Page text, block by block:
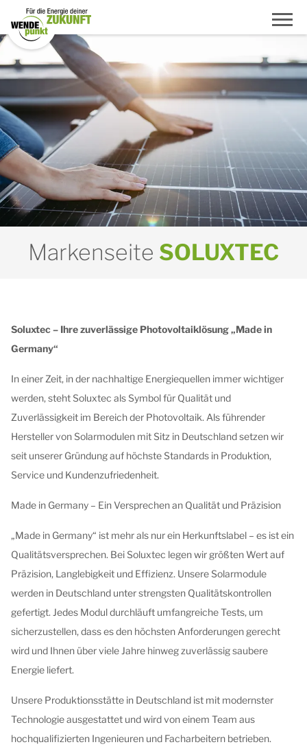
Markenseite SOLUXTEC
Soluxtec – Ihre zuverlässige Photovoltaiklösung „Made in
Germany“
In einer Zeit, in der nachhaltige Energiequellen immer wichtiger
werden, steht Soluxtec als Symbol für Qualität und
Zuverlässigkeit im Bereich der Photovoltaik. Als führender
Hersteller von Solarmodulen mit Sitz in Deutschland setzen wir
seit unserer Gründung auf höchste Standards in Produktion,
Service und Kundenzufriedenheit.
Made in Germany – Ein Versprechen an Qualität und Präzision
„Made in Germany“ ist mehr als nur ein Herkunftslabel – es ist ein
Qualitätsversprechen. Bei Soluxtec legen wir größten Wert auf
Präzision, Langlebigkeit und Effizienz. Unsere Solarmodule
werden in Deutschland unter strengsten Qualitätskontrollen
gefertigt. Jedes Modul durchläuft umfangreiche Tests, um
sicherzustellen, dass es den höchsten Anforderungen gerecht
wird und Ihnen über viele Jahre hinweg zuverlässig saubere
Energie liefert.
Unsere Produktionsstätte in Deutschland ist mit modernster
Technologie ausgestattet und wird von einem Team aus
hochqualifizierten Ingenieuren und Facharbeitern betrieben.